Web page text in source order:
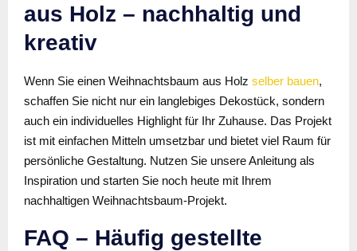
aus Holz – nachhaltig und
kreativ
Wenn Sie einen Weihnachtsbaum aus Holz selber bauen,
schaffen Sie nicht nur ein langlebiges Dekostück, sondern
auch ein individuelles Highlight für Ihr Zuhause. Das Projekt
ist mit einfachen Mitteln umsetzbar und bietet viel Raum für
persönliche Gestaltung. Nutzen Sie unsere Anleitung als
Inspiration und starten Sie noch heute mit Ihrem
nachhaltigen Weihnachtsbaum-Projekt.
FAQ – Häufig gestellte